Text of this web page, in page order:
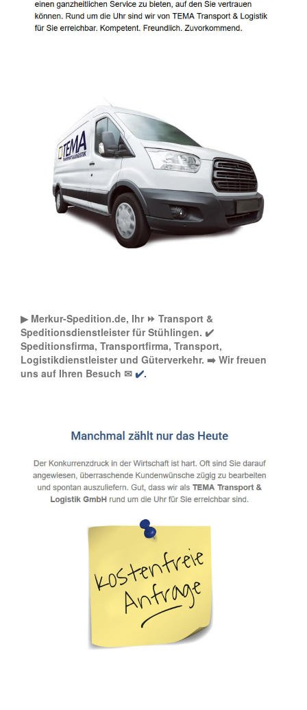
▶︎ Merkur-Spedition.de, Ihr ⏩ Transport &
Speditionsdienstleister für Stühlingen. ✔️
Speditionsfirma, Transportfirma, Transport,
Logistikdienstleister und Güterverkehr. ➡️ Wir freuen
uns auf Ihren Besuch ✉ ✔️.